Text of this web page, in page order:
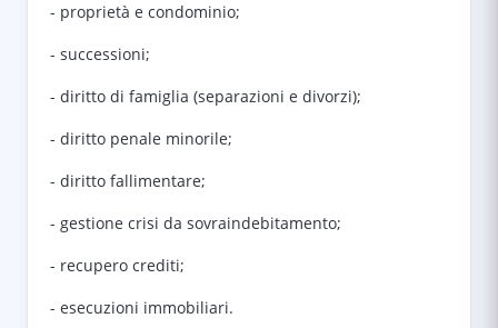
- proprietà e condominio;
- successioni;
- diritto di famiglia (separazioni e divorzi);
- diritto penale minorile;
- diritto fallimentare;
- gestione crisi da sovraindebitamento;
- recupero crediti;
- esecuzioni immobiliari.